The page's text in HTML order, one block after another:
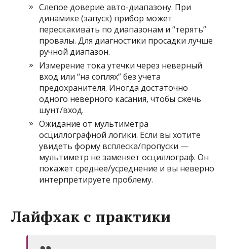
Слепое доверие авто-диапазону. При
динамике (запуск) прибор может
перескакивать по диапазонам и “терять”
провалы. Для диагностики просадки лучше
ручной диапазон.
Измерение тока утечки через неверный
вход или “на соплях” без учета
предохранителя. Иногда достаточно
одного неверного касания, чтобы сжечь
шунт/вход.
Ожидание от мультиметра
осциллографной логики. Если вы хотите
увидеть форму всплеска/пропуски —
мультиметр не заменяет осциллограф. Он
покажет среднее/усреднение и вы неверно
интерпретируете проблему.
Лайфхак с практики